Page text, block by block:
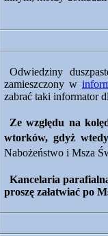
Odwiedziny
zamieszczony w
zabrać taki informator
Ze względu na
wtorków, gdyż
Nabożeństwo i Msza
Kancelaria
proszę załatwiać po